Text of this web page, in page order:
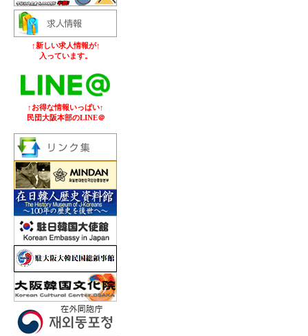
↑新しい求人情報が↑
入っています。
↑お得な情報いっぱい↑
民団大阪本部のLINE＠